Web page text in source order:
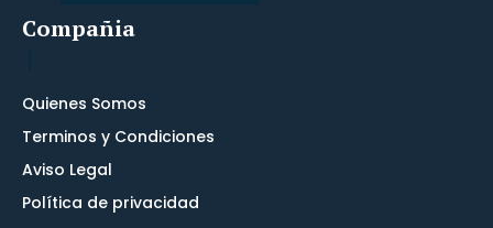
Compañia
Quienes Somos
Terminos y Condiciones
Aviso Legal
Política de privacidad